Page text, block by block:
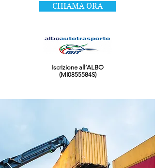
CHIAMA ORA
Iscrizione all’ALBO
(MI0855584S)